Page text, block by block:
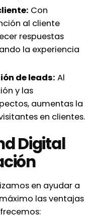
Con
al cliente
respuestas
la experiencia
de leads: Al
y las
aumentas la
en clientes.
Digital
en ayudar a
las ventajas